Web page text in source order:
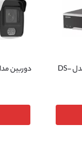
دستگاه NVR هایک ویژن مدل DS-